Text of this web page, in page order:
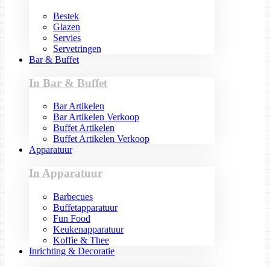
Bestek
Glazen
Servies
Servetringen
Bar & Buffet
In Bar & Buffet
Bar Artikelen
Bar Artikelen Verkoop
Buffet Artikelen
Buffet Artikelen Verkoop
Apparatuur
In Apparatuur
Barbecues
Buffetapparatuur
Fun Food
Keukenapparatuur
Koffie & Thee
Inrichting & Decoratie